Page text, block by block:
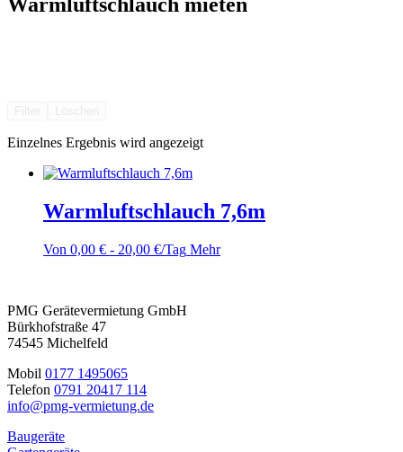
Einzelnes Ergebnis wird angezeigt
Warmluftschlauch 7,6m
Von 0,00 € - 20,00 €/Tag Mehr
PMG Gerätevermietung GmbH
Bürkhofstraße 47
74545 Michelfeld
Mobil 0177 1495065
Telefon 0791 20417 114
info@pmg-vermietung.de
Baugeräte